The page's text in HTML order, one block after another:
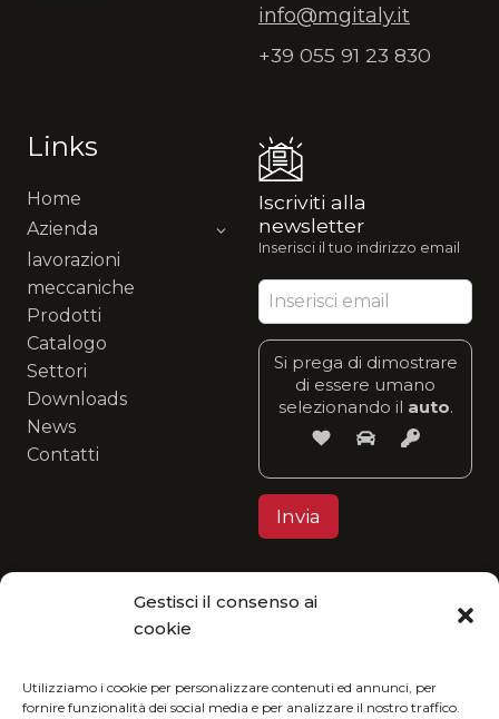
Gestisci il consenso ai
cookie
Utilizziamo i cookie per personalizzare contenuti ed annunci, per
fornire funzionalità dei social media e per analizzare il nostro traffico.
info@mgitaly.it
+39 055 91 23 830
Links
Home
Azienda
lavorazioni
meccaniche
Prodotti
Catalogo
Settori
Downloads
News
Contatti
Iscriviti alla
newsletter
Inserisci il tuo indirizzo email
Si prega di dimostrare
di essere umano
selezionando il auto.
friendly: fruisci del nostro catalogo in formato
digitale e riduci l’impatto ambientale.